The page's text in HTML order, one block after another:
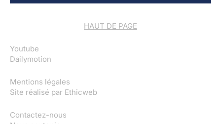
HAUT DE PAGE
Youtube
Dailymotion
Mentions légales
Site réalisé par Ethicweb
Contactez-nous